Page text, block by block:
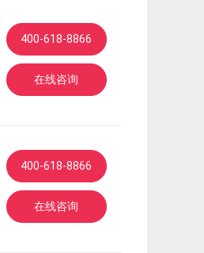
400-618-8866
在线咨询
400-618-8866
在线咨询